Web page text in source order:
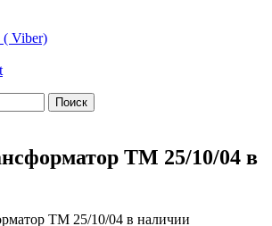
( Viber)
ТМ 25/10/04 в